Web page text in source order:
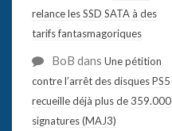
relance les SSD SATA à des
tarifs fantasmagoriques
BoB dans Une pétition
contre l’arrêt des disques PS5
recueille déjà plus de 359.000
signatures (MAJ3)